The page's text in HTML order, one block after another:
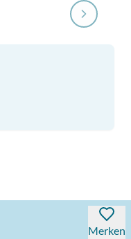
Merken